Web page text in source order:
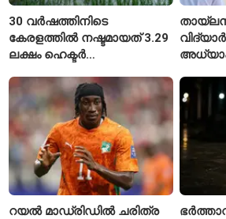
30 വർഷത്തിനിടെ
കേരളത്തിൽ നഷ്ടമായത് 3.29
ലക്ഷം ഹെക്ടർ
റയൽ മാഡ്രിഡിൽ ചരിത്ര